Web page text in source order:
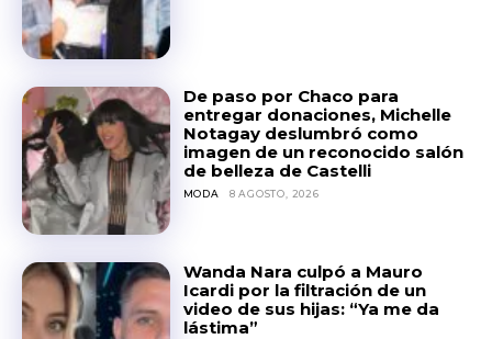
De paso por Chaco para
entregar donaciones, Michelle
Notagay deslumbró como
imagen de un reconocido salón
de belleza de Castelli
MODA 8 AGOSTO, 2026
Wanda Nara culpó a Mauro
Icardi por la filtración de un
video de sus hijas: “Ya me da
lástima”